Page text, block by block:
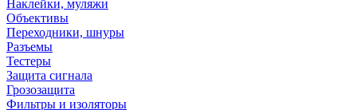
Наклейки, муляжи
Объективы
Переходники, шнуры
Разъемы
Тестеры
Защита сигнала
Грозозащита
Фильтры и изоляторы